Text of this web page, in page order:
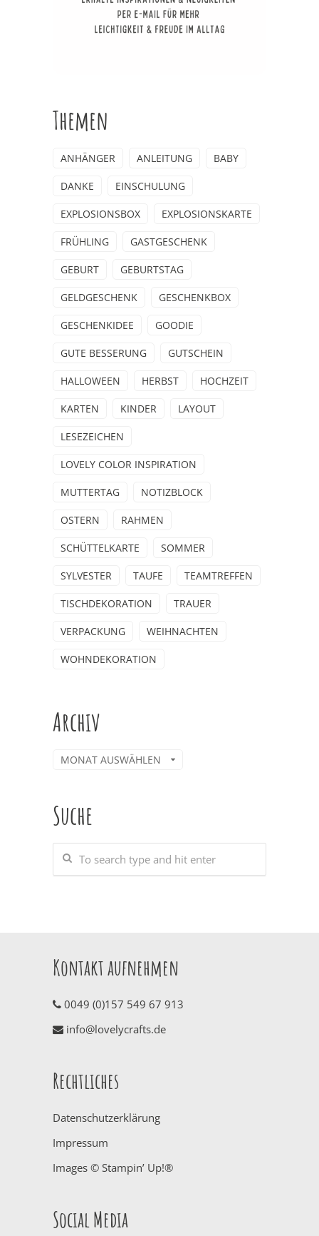
Themen
ANHÄNGER ANLEITUNG BABY
DANKE EINSCHULUNG
EXPLOSIONSBOX EXPLOSIONSKARTE
FRÜHLING GASTGESCHENK
GEBURT GEBURTSTAG
GELDGESCHENK GESCHENKBOX
GESCHENKIDEE GOODIE
GUTE BESSERUNG GUTSCHEIN
HALLOWEEN HERBST HOCHZEIT
KARTEN KINDER LAYOUT
LESEZEICHEN
LOVELY COLOR INSPIRATION
MUTTERTAG NOTIZBLOCK
OSTERN RAHMEN
SCHÜTTELKARTE SOMMER
SYLVESTER TAUFE TEAMTREFFEN
TISCHDEKORATION TRAUER
VERPACKUNG WEIHNACHTEN
WOHNDEKORATION
Archiv
Archiv
Suche
Kontakt aufnehmen
0049 (0)157 549 67 913
info@lovelycrafts.de
Rechtliches
Datenschutzerklärung
Impressum
Images © Stampin’ Up!®
Social Media